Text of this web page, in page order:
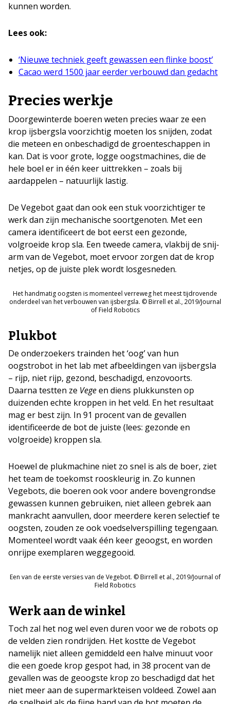
kunnen worden.
Lees ook:
‘Nieuwe techniek geeft gewassen een flinke boost’
Cacao werd 1500 jaar eerder verbouwd dan gedacht
Precies werkje
Doorgewinterde boeren weten precies waar ze een
krop ijsbergsla voorzichtig moeten los snijden, zodat
die meteen en onbeschadigd de groenteschappen in
kan. Dat is voor grote, logge oogstmachines, die de
hele boel er in één keer uittrekken – zoals bij
aardappelen – natuurlijk lastig.
De Vegebot gaat dan ook een stuk voorzichtiger te
werk dan zijn mechanische soortgenoten. Met een
camera identificeert de bot eerst een gezonde,
volgroeide krop sla. Een tweede camera, vlakbij de snij-
arm van de Vegebot, moet ervoor zorgen dat de krop
netjes, op de juiste plek wordt losgesneden.
Het handmatig oogsten is momenteel verreweg het meest tijdrovende
onderdeel van het verbouwen van ijsbergsla. © Birrell et al., 2019/Journal
of Field Robotics
Plukbot
De onderzoekers trainden het ‘oog’ van hun
oogstrobot in het lab met afbeeldingen van ijsbergsla
– rijp, niet rijp, gezond, beschadigd, enzovoorts.
Daarna testten ze Vegeen diens plukkunsten op
duizenden echte kroppen in het veld. En het resultaat
mag er best zijn. In 91 procent van de gevallen
identificeerde de bot de juiste (lees: gezonde en
volgroeide) kroppen sla.
Hoewel de plukmachine niet zo snel is als de boer, ziet
het team de toekomst rooskleurig in. Zo kunnen
Vegebots, die boeren ook voor andere bovengrondse
gewassen kunnen gebruiken, niet alleen gebrek aan
mankracht aanvullen, door meerdere keren selectief te
oogsten, zouden ze ook voedselverspilling tegengaan.
Momenteel wordt vaak één keer geoogst, en worden
onrijpe exemplaren weggegooid.
Een van de eerste versies van de Vegebot. © Birrell et al., 2019/Journal of
Field Robotics
Werk aan de winkel
Toch zal het nog wel even duren voor we de robots op
de velden zien rondrijden. Het kostte de Vegebot
namelijk niet alleen gemiddeld een halve minuut voor
die een goede krop gespot had, in 38 procent van de
gevallen was de geoogste krop zo beschadigd dat het
niet meer aan de supermarkteisen voldeed. Zowel aan